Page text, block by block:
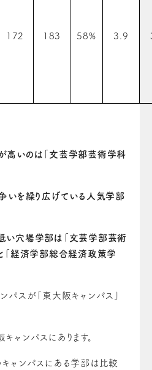
172 183 58% 3.9
高いのは「文芸学部芸術学科
いを繰り広げている人気学部
い穴場学部は「文芸学部芸術
「経済学部総合経済政策学
パスが「東大阪キャンパス」
ャンパスにあります。
ャンパスにある学部は比較